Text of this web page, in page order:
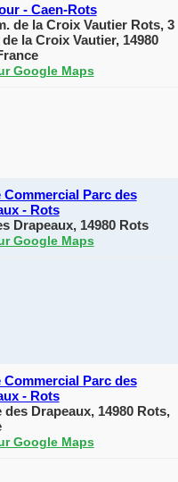
- Caen-Rots
de la Croix Vautier Rots, 3
la Croix Vautier, 14980
Google Maps
Commercial Parc des
- Rots
Drapeaux, 14980 Rots
Google Maps
Commercial Parc des
- Rots
des Drapeaux, 14980 Rots,
Google Maps